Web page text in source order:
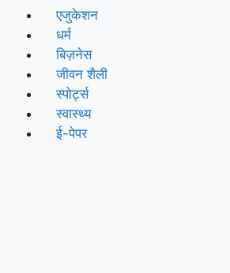
एजुकेशन
धर्म
बिज़नेस
जीवन शैली
स्पोर्ट्स
स्वास्थ्य
ई-पेपर